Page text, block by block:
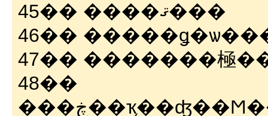
45�� ����ޤ���
46��
47�� �������極
48��